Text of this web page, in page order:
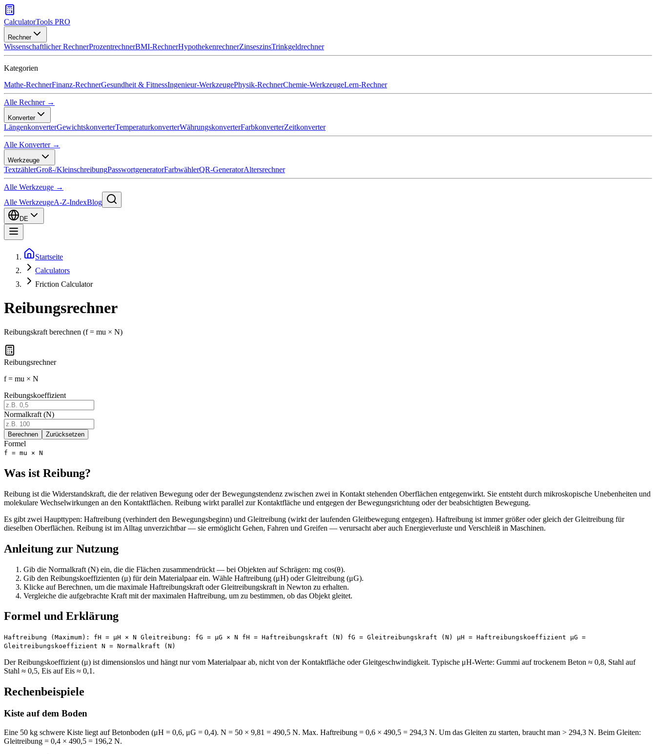
CalculatorTools PRO
Rechner
Wissenschaftlicher RechnerProzentrechnerBMI-RechnerHypothekenrechnerZinseszinsTrinkgeldrechner
Kategorien
Mathe-RechnerFinanz-RechnerGesundheit & FitnessIngenieur-WerkzeugePhysik-RechnerChemie-WerkzeugeLern-Rechner
Alle Rechner →
Konverter
LängenkonverterGewichtskonverterTemperaturkonverterWährungskonverterFarbkonverterZeitkonverter
Alle Konverter →
Werkzeuge
TextzählerGroß-/KleinschreibungPasswortgeneratorFarbwählerQR-GeneratorAltersrechner
Alle Werkzeuge →
Alle WerkzeugeA-Z-IndexBlog
DE
Startseite
Calculators
Friction Calculator
Reibungsrechner
Reibungskraft berechnen (f = mu × N)
Reibungsrechner
f = mu × N
Reibungskoeffizient
Normalkraft (N)
Berechnen Zurücksetzen
Formel
f = mu × N
Was ist Reibung?
Reibung ist die Widerstandskraft, die der relativen Bewegung oder der Bewegungstendenz zwischen zwei in Kontakt stehenden Oberflächen entgegenwirkt. Sie entsteht durch mikroskopische Unebenheiten und
molekulare Wechselwirkungen an den Kontaktflächen. Reibung wirkt parallel zur Kontaktfläche und entgegen der Bewegungsrichtung oder der beabsichtigten Bewegung.
Es gibt zwei Haupttypen: Haftreibung (verhindert den Bewegungsbeginn) und Gleitreibung (wirkt der laufenden Gleitbewegung entgegen). Haftreibung ist immer größer oder gleich der Gleitreibung für
dieselben Oberflächen. Reibung ist im Alltag unverzichtbar — sie ermöglicht Gehen, Fahren und Greifen — verursacht aber auch Energieverluste und Verschleiß in Maschinen.
Anleitung zur Nutzung
Gib die Normalkraft (N) ein, die die Flächen zusammendrückt — bei Objekten auf Schrägen: mg cos(θ).
Gib den Reibungskoeffizienten (μ) für dein Materialpaar ein. Wähle Haftreibung (μH) oder Gleitreibung (μG).
Klicke auf Berechnen, um die maximale Haftreibungskraft oder Gleitreibungskraft in Newton zu erhalten.
Vergleiche die aufgebrachte Kraft mit der maximalen Haftreibung, um zu bestimmen, ob das Objekt gleitet.
Formel und Erklärung
Haftreibung (Maximum): fH = μH × N Gleitreibung: fG = μG × N fH = Haftreibungskraft (N) fG = Gleitreibungskraft (N) μH = Haftreibungskoeffizient μG =
Gleitreibungskoeffizient N = Normalkraft (N)
Der Reibungskoeffizient (μ) ist dimensionslos und hängt nur vom Materialpaar ab, nicht von der Kontaktfläche oder Gleitgeschwindigkeit. Typische μH-Werte: Gummi auf trockenem Beton ≈ 0,8, Stahl auf
Stahl ≈ 0,5, Eis auf Eis ≈ 0,1.
Rechenbeispiele
Kiste auf dem Boden
Eine 50 kg schwere Kiste liegt auf Betonboden (μH = 0,6, μG = 0,4). N = 50 × 9,81 = 490,5 N. Max. Haftreibung = 0,6 × 490,5 = 294,3 N. Um das Gleiten zu starten, braucht man > 294,3 N. Beim Gleiten:
Gleitreibung = 0,4 × 490,5 = 196,2 N.